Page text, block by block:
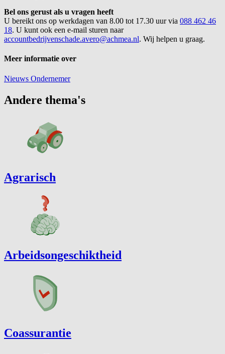
Bel ons gerust als u vragen heeft
U bereikt ons op werkdagen van 8.00 tot 17.30 uur via 088 462 46
18. U kunt ook een e-mail sturen naar
accountbedrijvenschade.avero@achmea.nl. Wij helpen u graag.
Meer informatie over
Nieuws Ondernemer
Andere thema's
Agrarisch
Arbeidsongeschiktheid
Coassurantie